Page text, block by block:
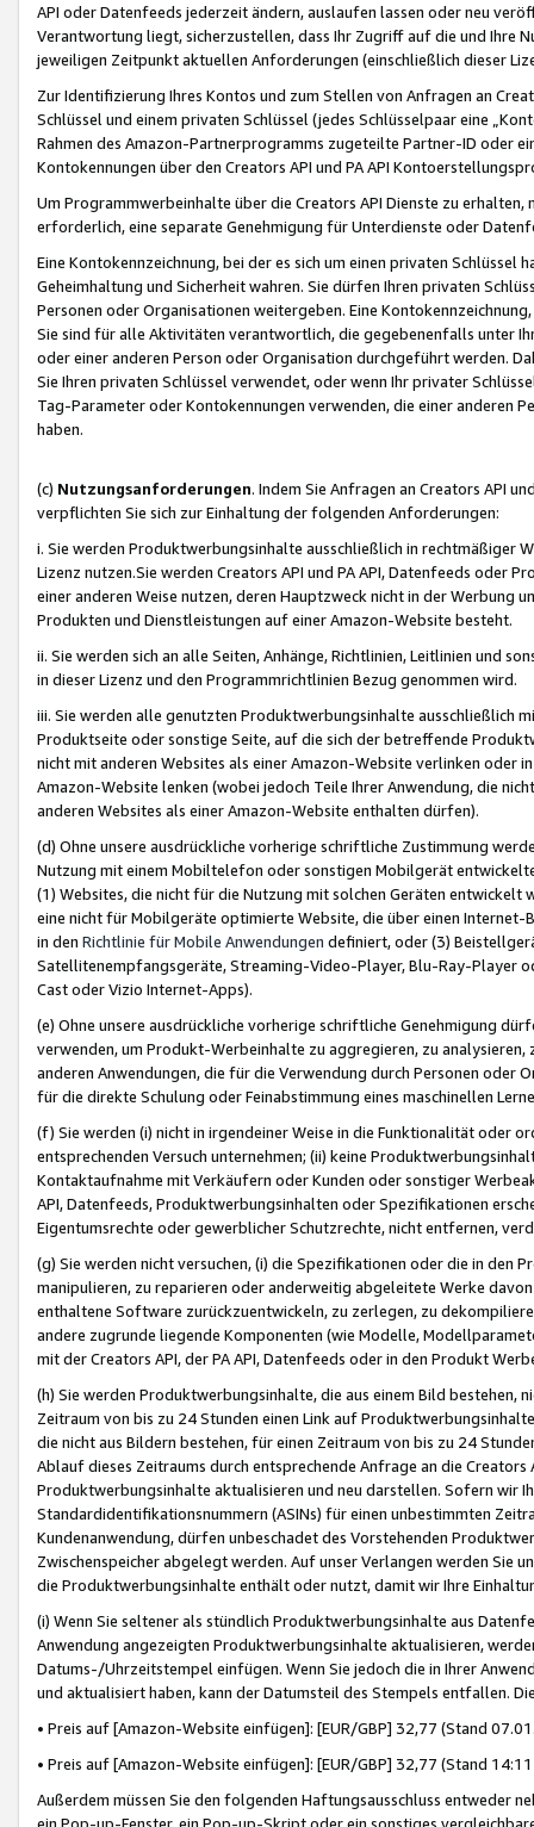
API oder Datenfeeds jederzeit ändern, auslaufen lassen oder neu
Verantwortung liegt, sicherzustellen, dass Ihr Zugriff auf die und Ihre
jeweiligen Zeitpunkt aktuellen Anforderungen (einschließlich dieser
Zur Identifizierung Ihres Kontos und zum Stellen von Anfragen an
Schlüssel und einem privaten Schlüssel (jedes Schlüsselpaar eine
Rahmen des Amazon-Partnerprogramms zugeteilte Partner-ID oder
Kontokennungen über den Creators API und PA API
Um Programmwerbeinhalte über die Creators API Dienste zu
erforderlich, eine separate Genehmigung für Unterdienste oder
Eine Kontokennzeichnung, bei der es sich um einen privaten
Geheimhaltung und Sicherheit wahren. Sie dürfen Ihren privaten
Personen oder Organisationen weitergeben. Eine
Sie sind für alle Aktivitäten verantwortlich, die gegebenenfalls unter
oder einer anderen Person oder Organisation durchgeführt werden.
Sie Ihren privaten Schlüssel verwendet, oder wenn Ihr privater
Tag-Parameter oder Kontokennungen verwenden, die einer anderen
haben.
(c) Nutzungsanforderungen. Indem Sie Anfragen an Creators API
verpflichten Sie sich zur Einhaltung der folgenden Anforderungen:
i. Sie werden Produktwerbungsinhalte ausschließlich in rechtmäßiger
Lizenz nutzen.Sie werden Creators API und PA API, Datenfeeds oder
einer anderen Weise nutzen, deren Hauptzweck nicht in der Werbung
Produkten und Dienstleistungen auf einer Amazon-Website besteht.
ii. Sie werden sich an alle Seiten, Anhänge, Richtlinien, Leitlinien und
in dieser Lizenz und den Programmrichtlinien Bezug genommen wird.
iii. Sie werden alle genutzten Produktwerbungsinhalte ausschließlich
Produktseite oder sonstige Seite, auf die sich der betreffende
nicht mit anderen Websites als einer Amazon-Website verlinken oder
Amazon-Website lenken (wobei jedoch Teile Ihrer Anwendung, die
anderen Websites als einer Amazon-Website enthalten dürfen).
(d) Ohne unsere ausdrückliche vorherige schriftliche Zustimmung
Nutzung mit einem Mobiltelefon oder sonstigen Mobilgerät
(1) Websites, die nicht für die Nutzung mit solchen Geräten
eine nicht für Mobilgeräte optimierte Website, die über einen
in den Richtlinie für Mobile Anwendungen definiert, oder (3)
Satellitenempfangsgeräte, Streaming-Video-Player, Blu-Ray-Player
Cast oder Vizio Internet-Apps).
(e) Ohne unsere ausdrückliche vorherige schriftliche Genehmigung
verwenden, um Produkt-Werbeinhalte zu aggregieren, zu
anderen Anwendungen, die für die Verwendung durch Personen
für die direkte Schulung oder Feinabstimmung eines maschinellen
(f) Sie werden (i) nicht in irgendeiner Weise in die Funktionalität oder
entsprechenden Versuch unternehmen; (ii) keine
Kontaktaufnahme mit Verkäufern oder Kunden oder sonstiger
API, Datenfeeds, Produktwerbungsinhalten oder Spezifikationen
Eigentumsrechte oder gewerblicher Schutzrechte, nicht entfernen,
(g) Sie werden nicht versuchen, (i) die Spezifikationen oder die in
manipulieren, zu reparieren oder anderweitig abgeleitete Werke
enthaltene Software zurückzuentwickeln, zu zerlegen, zu
andere zugrunde liegende Komponenten (wie Modelle,
mit der Creators API, der PA API, Datenfeeds oder in den Produkt
(h) Sie werden Produktwerbungsinhalte, die aus einem Bild bestehen,
Zeitraum von bis zu 24 Stunden einen Link auf
die nicht aus Bildern bestehen, für einen Zeitraum von bis zu 24
Ablauf dieses Zeitraums durch entsprechende Anfrage an die
Produktwerbungsinhalte aktualisieren und neu darstellen. Sofern wir
Standardidentifikationsnummern (ASINs) für einen unbestimmten
Kundenanwendung, dürfen unbeschadet des Vorstehenden
Zwischenspeicher abgelegt werden. Auf unser Verlangen werden Sie
die Produktwerbungsinhalte enthält oder nutzt, damit wir Ihre
(i) Wenn Sie seltener als stündlich Produktwerbungsinhalte aus
Anwendung angezeigten Produktwerbungsinhalte aktualisieren,
Datums-/Uhrzeitstempel einfügen. Wenn Sie jedoch die in Ihrer
und aktualisiert haben, kann der Datumsteil des Stempels entfallen.
• Preis auf [Amazon-Website einfügen]: [EUR/GBP] 32,77 (Stand
• Preis auf [Amazon-Website einfügen]: [EUR/GBP] 32,77 (Stand
Außerdem müssen Sie den folgenden Haftungsausschluss entweder
ein Pop-up-Fenster, ein Pop-up-Skript oder ein sonstiges